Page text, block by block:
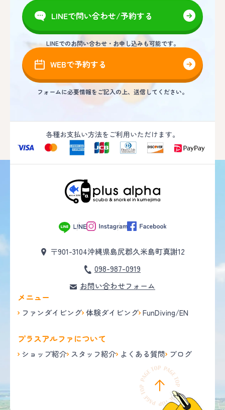
LINEで問い合わせ/予約する
LINEでのお問い合わせ・お申し込みも可能です。
WEBで予約する
フォームに必要情報をご記入の上、送信してください。
各種お支払い方法をご利用いただけます。
〒901-3104沖縄県島尻郡久米島町真謝12
098-987-0919
お問い合わせフォーム
メニュー
ファンダイビング 体験ダイビング FunDiving/EN
プラスアルファについて
ショップ紹介 スタッフ紹介 よくある質問 ブログ